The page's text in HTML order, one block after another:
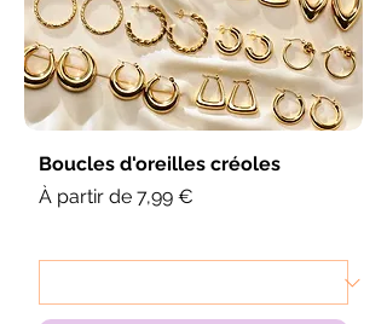
Boucles d'oreilles créoles
À partir de 7,99 €
Prix promotionnel